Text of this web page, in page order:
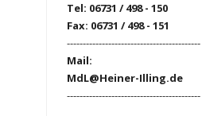
Tel: 06731 / 498 - 150
Fax: 06731 / 498 - 151
------------------------------------------
Mail:
MdL@Heiner-Illing.de
------------------------------------------